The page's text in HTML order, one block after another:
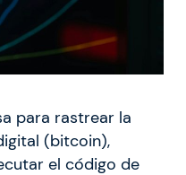
para rastrear la
(bitcoin),
el código de